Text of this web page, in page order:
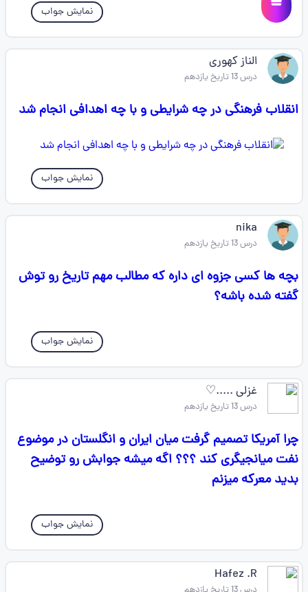
نمایش جواب
الناز کهوری
درس 13 تاریخ یازدهم
انقلاب فرهنگی در چه شرایطی و با چه اهدافی انجام شد
نمایش جواب
nika
درس 13 تاریخ یازدهم
بچه ها کسی جزوه ای داره که مطالب مهم تاریخ رو توش
گفته شده باشه؟
نمایش جواب
غزلی .....♡
درس 13 تاریخ یازدهم
چرا آمریکا تصمیم گرفت میان ایران و انگلستان در موضوع
نفت میانجیگری کند ؟؟؟ اگه میشه جوابش رو توضیح
بدید معرکه میزنم
نمایش جواب
Hafez .R